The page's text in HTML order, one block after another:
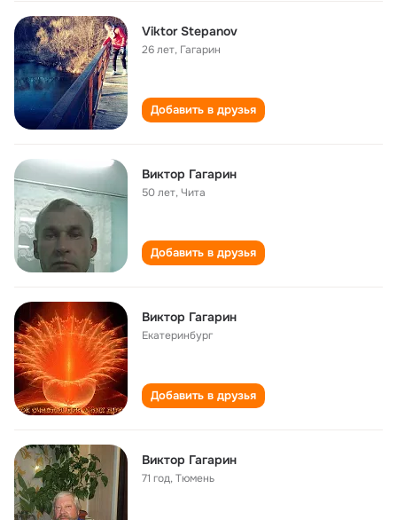
Viktor Stepanov
26 лет, Гагарин
Добавить в друзья
Виктор Гагарин
50 лет,Чита
Добавить в друзья
Виктор Гагарин
Екатеринбург
Добавить в друзья
Виктор Гагарин
71 год,Тюмень